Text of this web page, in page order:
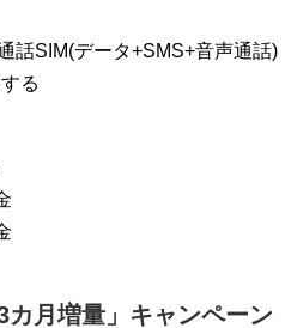
話SIM(データ+SMS+音声通話)
る
月増量」キャンペーン